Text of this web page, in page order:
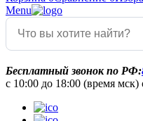
Бесплатный звонок по РФ:
с 10:00 до 18:00 (время мск)
Menu